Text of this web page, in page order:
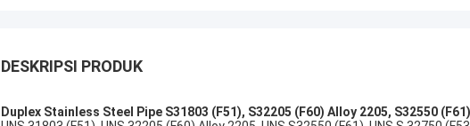
DESKRIPSI PRODUK
Duplex Stainless Steel Pipe S31803 (F51), S32205 (F60) Alloy 2205, S32550